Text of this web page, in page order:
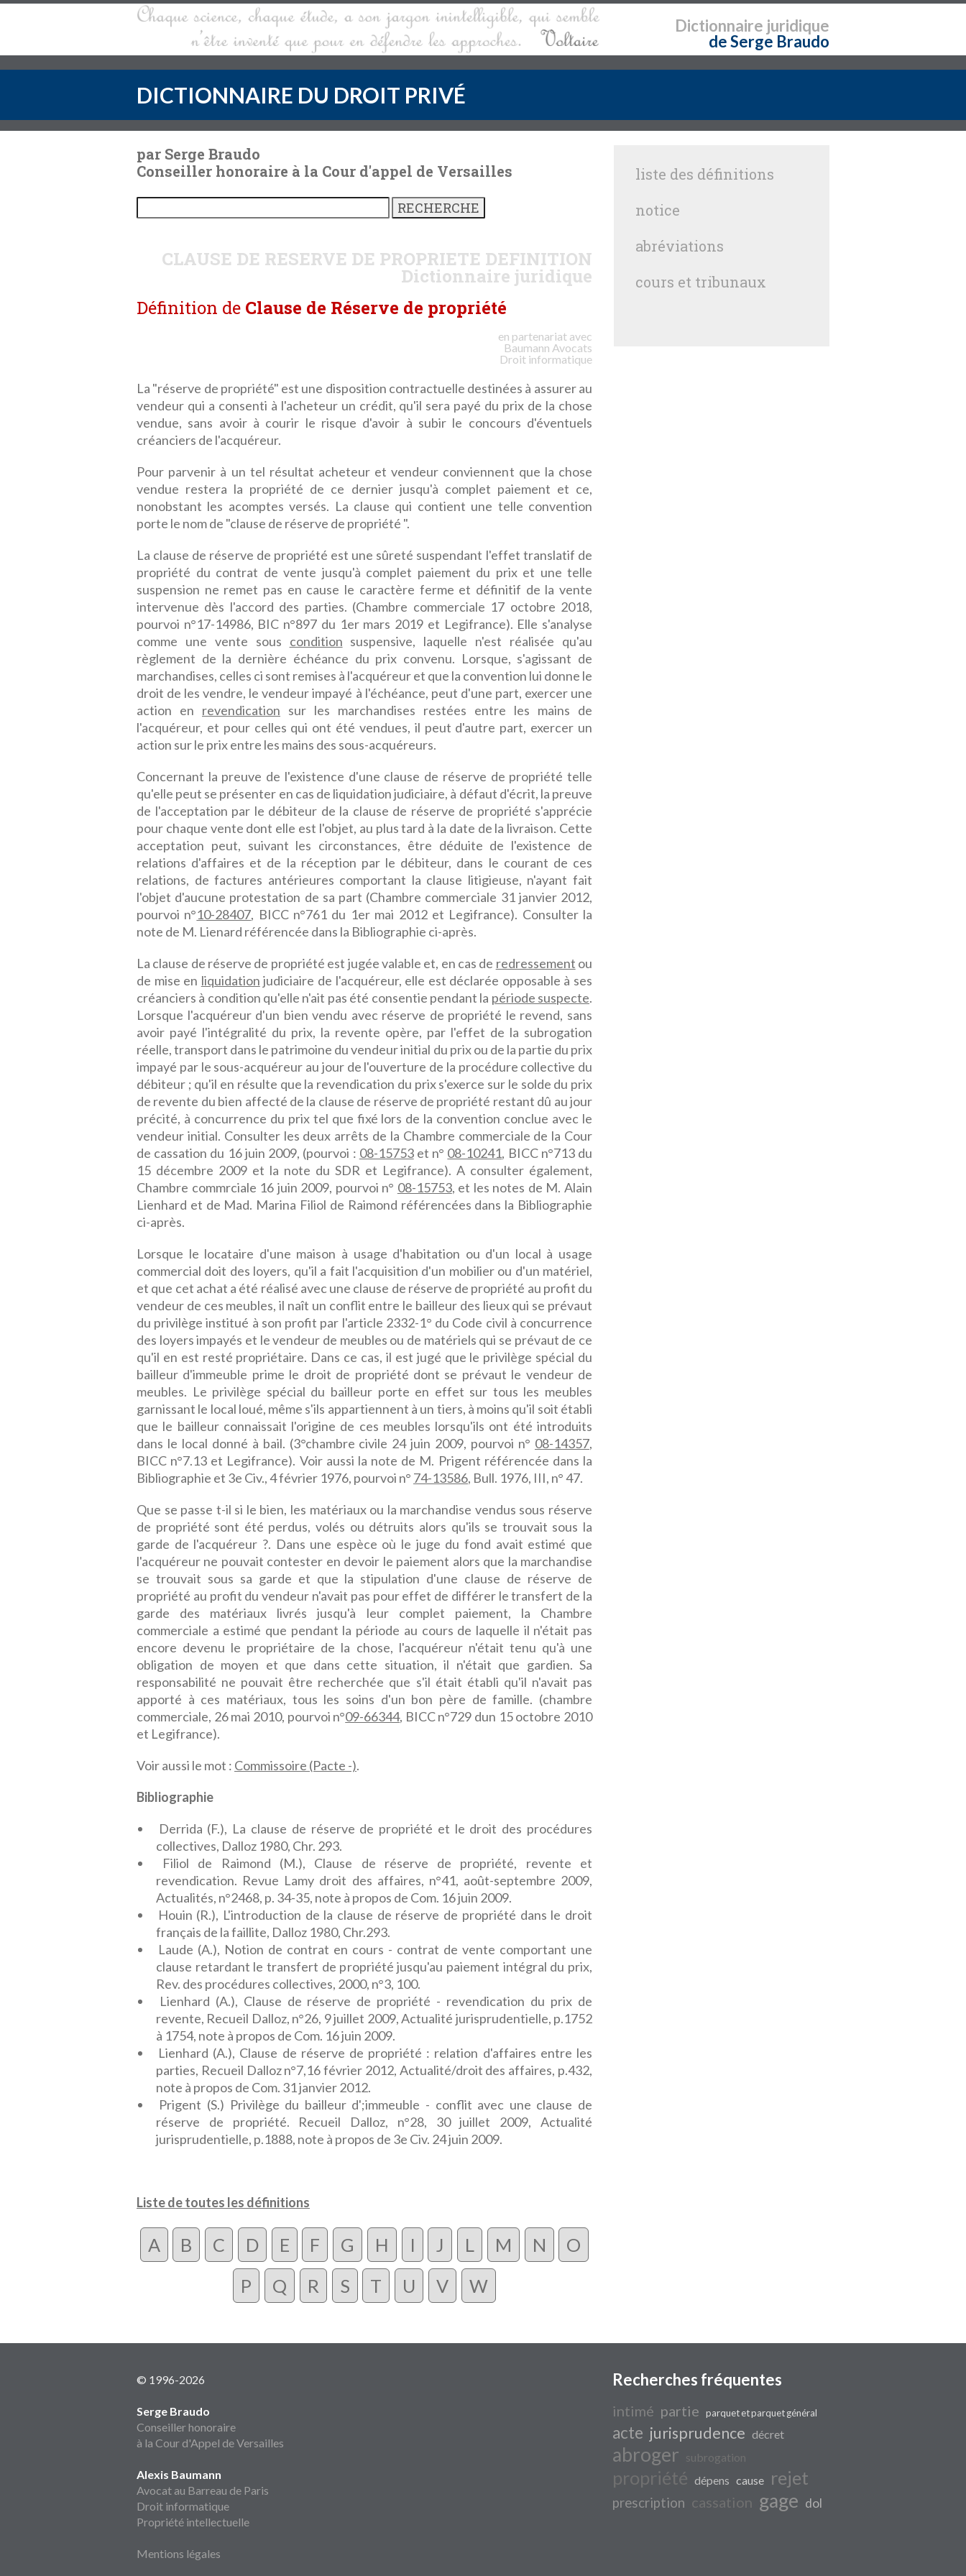
Dictionnaire juridique
de Serge Braudo
DICTIONNAIRE DU DROIT PRIVÉ
par Serge Braudo
Conseiller honoraire à la Cour d'appel de Versailles
CLAUSE DE RESERVE DE PROPRIETE DEFINITION
Dictionnaire juridique
Définition de Clause de Réserve de propriété
en partenariat avec
Baumann Avocats
Droit informatique
La "réserve de propriété" est une disposition contractuelle destinées à assurer au
vendeur qui a consenti à l'acheteur un crédit, qu'il sera payé du prix de la chose
vendue, sans avoir à courir le risque d'avoir à subir le concours d'éventuels
créanciers de l'acquéreur.
Pour parvenir à un tel résultat acheteur et vendeur conviennent que la chose
vendue restera la propriété de ce dernier jusqu'à complet paiement et ce,
nonobstant les acomptes versés. La clause qui contient une telle convention
porte le nom de "clause de réserve de propriété ".
La clause de réserve de propriété est une sûreté suspendant l'effet translatif de
propriété du contrat de vente jusqu'à complet paiement du prix et une telle
suspension ne remet pas en cause le caractère ferme et définitif de la vente
intervenue dès l'accord des parties. (Chambre commerciale 17 octobre 2018,
pourvoi n°17-14986, BIC n°897 du 1er mars 2019 et Legifrance). Elle s'analyse
comme une vente sous condition suspensive, laquelle n'est réalisée qu'au
règlement de la dernière échéance du prix convenu. Lorsque, s'agissant de
marchandises, celles ci sont remises à l'acquéreur et que la convention lui donne le
droit de les vendre, le vendeur impayé à l'échéance, peut d'une part, exercer une
action en revendication sur les marchandises restées entre les mains de
l'acquéreur, et pour celles qui ont été vendues, il peut d'autre part, exercer un
action sur le prix entre les mains des sous-acquéreurs.
Concernant la preuve de l'existence d'une clause de réserve de propriété telle
qu'elle peut se présenter en cas de liquidation judiciaire, à défaut d'écrit, la preuve
de l'acceptation par le débiteur de la clause de réserve de propriété s'apprécie
pour chaque vente dont elle est l'objet, au plus tard à la date de la livraison. Cette
acceptation peut, suivant les circonstances, être déduite de l'existence de
relations d'affaires et de la réception par le débiteur, dans le courant de ces
relations, de factures antérieures comportant la clause litigieuse, n'ayant fait
l'objet d'aucune protestation de sa part (Chambre commerciale 31 janvier 2012,
pourvoi n°10-28407, BICC n°761 du 1er mai 2012 et Legifrance). Consulter la
note de M. Lienard référencée dans la Bibliographie ci-après.
La clause de réserve de propriété est jugée valable et, en cas de redressement ou
de mise en liquidation judiciaire de l'acquéreur, elle est déclarée opposable à ses
créanciers à condition qu'elle n'ait pas été consentie pendant la période suspecte.
Lorsque l'acquéreur d'un bien vendu avec réserve de propriété le revend, sans
avoir payé l'intégralité du prix, la revente opère, par l'effet de la subrogation
réelle, transport dans le patrimoine du vendeur initial du prix ou de la partie du prix
impayé par le sous-acquéreur au jour de l'ouverture de la procédure collective du
débiteur ; qu'il en résulte que la revendication du prix s'exerce sur le solde du prix
de revente du bien affecté de la clause de réserve de propriété restant dû au jour
précité, à concurrence du prix tel que fixé lors de la convention conclue avec le
vendeur initial. Consulter les deux arrêts de la Chambre commerciale de la Cour
de cassation du 16 juin 2009, (pourvoi : 08-15753et n° 08-10241, BICC n°713 du
15 décembre 2009 et la note du SDR et Legifrance). A consulter également,
Chambre commrciale 16 juin 2009, pourvoi n° 08-15753, et les notes de M. Alain
Lienhard et de Mad. Marina Filiol de Raimond référencées dans la Bibliographie
ci-après.
Lorsque le locataire d'une maison à usage d'habitation ou d'un local à usage
commercial doit des loyers, qu'il a fait l'acquisition d'un mobilier ou d'un matériel,
et que cet achat a été réalisé avec une clause de réserve de propriété au profit du
vendeur de ces meubles, il naît un conflit entre le bailleur des lieux qui se prévaut
du privilège institué à son profit par l'article 2332-1° du Code civil à concurrence
des loyers impayés et le vendeur de meubles ou de matériels qui se prévaut de ce
qu'il en est resté propriétaire. Dans ce cas, il est jugé que le privilège spécial du
bailleur d'immeuble prime le droit de propriété dont se prévaut le vendeur de
meubles. Le privilège spécial du bailleur porte en effet sur tous les meubles
garnissant le local loué, même s'ils appartiennent à un tiers, à moins qu'il soit établi
que le bailleur connaissait l'origine de ces meubles lorsqu'ils ont été introduits
dans le local donné à bail. (3°chambre civile 24 juin 2009, pourvoi n° 08-14357,
BICC n°7.13 et Legifrance). Voir aussi la note de M. Prigent référencée dans la
Bibliographie et 3e Civ., 4 février 1976, pourvoi n° 74-13586, Bull. 1976, III, n° 47.
Que se passe t-il si le bien, les matériaux ou la marchandise vendus sous réserve
de propriété sont été perdus, volés ou détruits alors qu'ils se trouvait sous la
garde de l'acquéreur ?. Dans une espèce où le juge du fond avait estimé que
l'acquéreur ne pouvait contester en devoir le paiement alors que la marchandise
se trouvait sous sa garde et que la stipulation d'une clause de réserve de
propriété au profit du vendeur n'avait pas pour effet de différer le transfert de la
garde des matériaux livrés jusqu'à leur complet paiement, la Chambre
commerciale a estimé que pendant la période au cours de laquelle il n'était pas
encore devenu le propriétaire de la chose, l'acquéreur n'était tenu qu'à une
obligation de moyen et que dans cette situation, il n'était que gardien. Sa
responsabilité ne pouvait être recherchée que s'il était établi qu'il n'avait pas
apporté à ces matériaux, tous les soins d'un bon père de famille. (chambre
commerciale, 26 mai 2010, pourvoi n°09-66344, BICC n°729 dun 15 octobre 2010
et Legifrance).
Voir aussi le mot : Commissoire (Pacte -).
Bibliographie
Derrida (F.), La clause de réserve de propriété et le droit des procédures
collectives, Dalloz 1980, Chr. 293.
Filiol de Raimond (M.), Clause de réserve de propriété, revente et
revendication. Revue Lamy droit des affaires, n°41, août-septembre 2009,
Actualités, n°2468, p. 34-35, note à propos de Com. 16 juin 2009.
Houin (R.), L'introduction de la clause de réserve de propriété dans le droit
français de la faillite, Dalloz 1980, Chr.293.
Laude (A.), Notion de contrat en cours - contrat de vente comportant une
clause retardant le transfert de propriété jusqu'au paiement intégral du prix,
Rev. des procédures collectives, 2000, n°3, 100.
Lienhard (A.), Clause de réserve de propriété - revendication du prix de
revente, Recueil Dalloz, n°26, 9 juillet 2009, Actualité jurisprudentielle, p.1752
à 1754, note à propos de Com. 16 juin 2009.
Lienhard (A.), Clause de réserve de propriété : relation d'affaires entre les
parties, Recueil Dalloz n°7,16 février 2012, Actualité/droit des affaires, p.432,
note à propos de Com. 31 janvier 2012.
Prigent (S.) Privilège du bailleur d';immeuble - conflit avec une clause de
réserve de propriété. Recueil Dalloz, n°28, 30 juillet 2009, Actualité
jurisprudentielle, p.1888, note à propos de 3e Civ. 24 juin 2009.
Liste de toutes les définitions
A B C D E F G H I J L M N
O
P
Q R S T U V W
liste des définitions
notice
abréviations
cours et tribunaux
© 1996-2026
Serge Braudo
Conseiller honoraire
à la Cour d'Appel de Versailles
Alexis Baumann
Avocat au Barreau de Paris
Droit informatique
Propriété intellectuelle
Mentions légales
Recherches fréquentes
intimé partie parquet et parquet général
acte jurisprudence décret
abroger subrogation
propriété dépens cause rejet
prescription cassation gage dol